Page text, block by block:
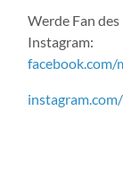
Werde Fan
Instagram: